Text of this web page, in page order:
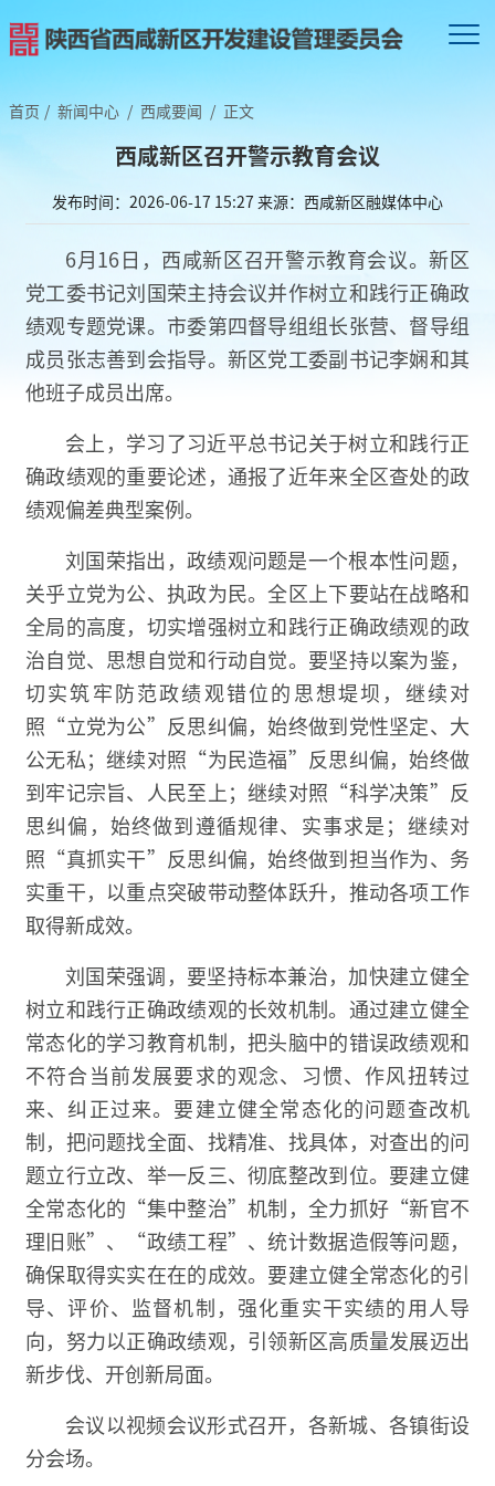
首页 / 新闻中心 / 西咸要闻 / 正文
西咸新区召开警示教育会议
发布时间：2026-06-17 15:27 来源：西咸新区融媒体中心
6月16日，西咸新区召开警示教育会议。新区
党工委书记刘国荣主持会议并作树立和践行正确政
绩观专题党课。市委第四督导组组长张营、督导组
成员张志善到会指导。新区党工委副书记李娴和其
他班子成员出席。
会上，学习了习近平总书记关于树立和践行正
确政绩观的重要论述，通报了近年来全区查处的政
绩观偏差典型案例。
刘国荣指出，政绩观问题是一个根本性问题，
关乎立党为公、执政为民。全区上下要站在战略和
全局的高度，切实增强树立和践行正确政绩观的政
治自觉、思想自觉和行动自觉。要坚持以案为鉴，
切实筑牢防范政绩观错位的思想堤坝，继续对
照“立党为公”反思纠偏，始终做到党性坚定、大
公无私；继续对照“为民造福”反思纠偏，始终做
到牢记宗旨、人民至上；继续对照“科学决策”反
思纠偏，始终做到遵循规律、实事求是；继续对
照“真抓实干”反思纠偏，始终做到担当作为、务
实重干，以重点突破带动整体跃升，推动各项工作
取得新成效。
刘国荣强调，要坚持标本兼治，加快建立健全
树立和践行正确政绩观的长效机制。通过建立健全
常态化的学习教育机制，把头脑中的错误政绩观和
不符合当前发展要求的观念、习惯、作风扭转过
来、纠正过来。要建立健全常态化的问题查改机
制，把问题找全面、找精准、找具体，对查出的问
题立行立改、举一反三、彻底整改到位。要建立健
全常态化的“集中整治”机制，全力抓好“新官不
理旧账”、“政绩工程”、统计数据造假等问题，
确保取得实实在在的成效。要建立健全常态化的引
导、评价、监督机制，强化重实干实绩的用人导
向，努力以正确政绩观，引领新区高质量发展迈出
新步伐、开创新局面。
会议以视频会议形式召开，各新城、各镇街设
分会场。